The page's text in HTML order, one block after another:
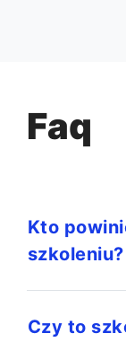
Faq
Kto
szkoleniu?
Czy to